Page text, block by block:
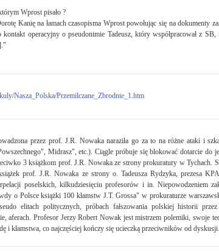
Wprost pisało ?
Kanię na łamach czasopisma Wprost powołując się na dokumenty
operacyjny o pseudonimie Tadeusz, który współpracował z
Nasza_Polska/Przemilczane_Zbrodnie_1.htm
przez prof. J.R. Nowaka naraziła go za to na różne ataki i
Midrasz", etc.). Ciągle próbuje się blokować dotarcie do
3 książkom prof. J.R. Nowaka ze strony prokuratury w Tychach.
prof. J.R. Nowaka ze strony o. Tadeusza Rydzyka, prezesa
poselskich, kilkudziesięciu profesorów i in. Niepowodzeniem
o Polsce książki 100 kłamstw J.T. Grossa" w prokuraturze
elitach politycznych, próbach fałszowania polskiej historii
aferach. Profesor Jerzy Robert Nowak jest mistrzem polemiki, swoje
i kłamstwa, co najczęściej kończy się ucieczką przeciwników od dyskusji.